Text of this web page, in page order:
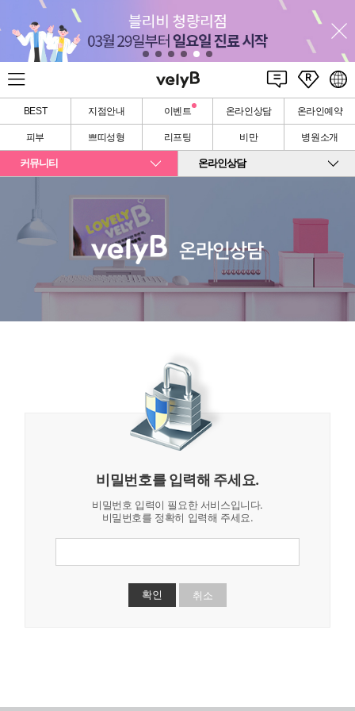
BEST 지점안내 이벤트 온라인상담 온라인예약
피부 쁘띠성형 리프팅 비만 병원소개
커뮤니티 온라인상담
비밀번호를 입력해 주세요.
비밀번호 입력이 필요한 서비스입니다.
비밀번호를 정확히 입력해 주세요.
취소